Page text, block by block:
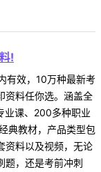
!
有效，10万种最新考
资料任你选。涵盖全
业课、200多种职业
典教材，产品类型包
资料以及视频，无论
题，还是考前冲刺